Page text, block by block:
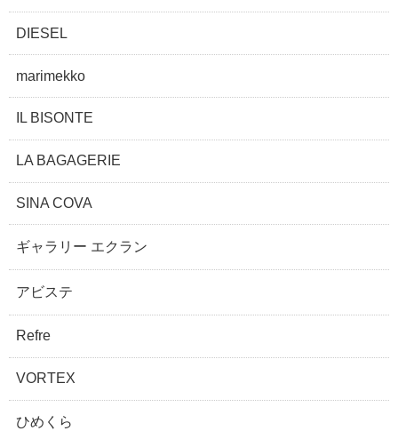
DIESEL
marimekko
IL BISONTE
LA BAGAGERIE
SINA COVA
ギャラリー エクラン
アビステ
Refre
VORTEX
ひめくら